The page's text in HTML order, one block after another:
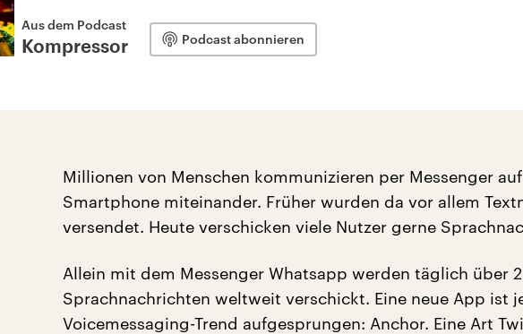
Aus dem Podcast
Kompressor Podcast abonnieren
Millionen von Menschen kommunizieren per Messenger
Smartphone miteinander. Früher wurden da vor allem
versendet. Heute verschicken viele Nutzer gerne
Allein mit dem Messenger Whatsapp werden täglich über
Sprachnachrichten weltweit verschickt. Eine neue App ist
Voicemessaging-Trend aufgesprungen: Anchor. Eine Art